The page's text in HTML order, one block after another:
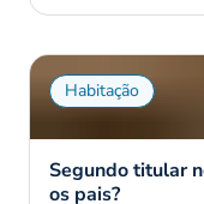
Habitação
Segundo titular
os pais?